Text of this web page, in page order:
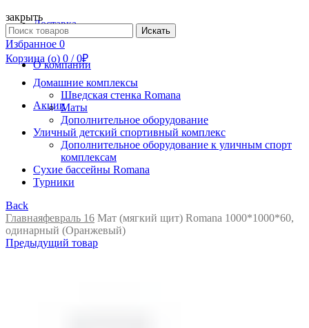
Доставка
О компании
Акции
закрыть
Search
for:
Искать
Избранное 0
Корзина (o) 0 / 0₽
Домашние комплексы
Шведская стенка Romana
Маты
Дополнительное оборудование
Уличный детский спортивный комплекс
Дополнительное оборудование к уличным спорт
комплексам
Сухие бассейны Romana
Турники
Back
Главнаяфевраль 16 Мат (мягкий щит) Romana 1000*1000*60,
одинарный (Оранжевый)
Предыдущий товар